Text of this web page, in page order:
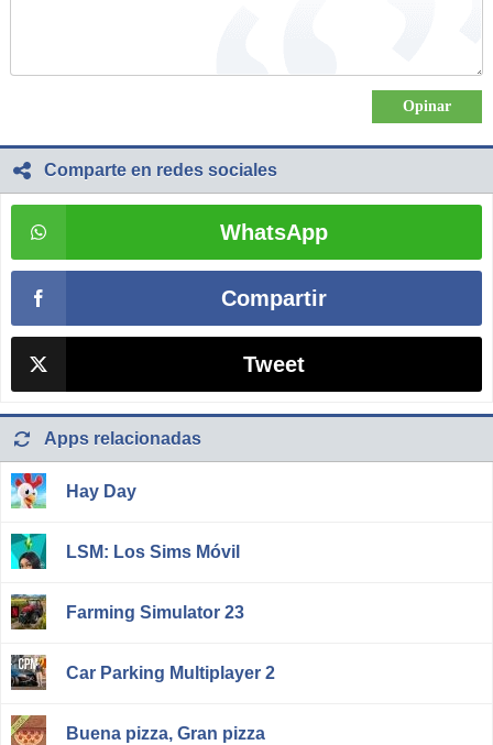
Comparte en redes sociales
WhatsApp
Compartir
Tweet
Apps relacionadas
Hay Day
LSM: Los Sims Móvil
Farming Simulator 23
Car Parking Multiplayer 2
Buena pizza, Gran pizza